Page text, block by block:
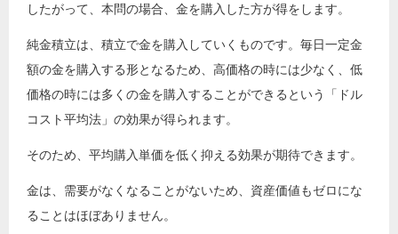
したがって、本問の場合、金を購入した方が得をします。
純金積立は、積立で金を購入していくものです。毎日一定金
額の金を購入する形となるため、高価格の時には少なく、低
価格の時には多くの金を購入することができるという「ドル
コスト平均法」の効果が得られます。
そのため、平均購入単価を低く抑える効果が期待できます。
金は、需要がなくなることがないため、資産価値もゼロにな
ることはほぼありません。